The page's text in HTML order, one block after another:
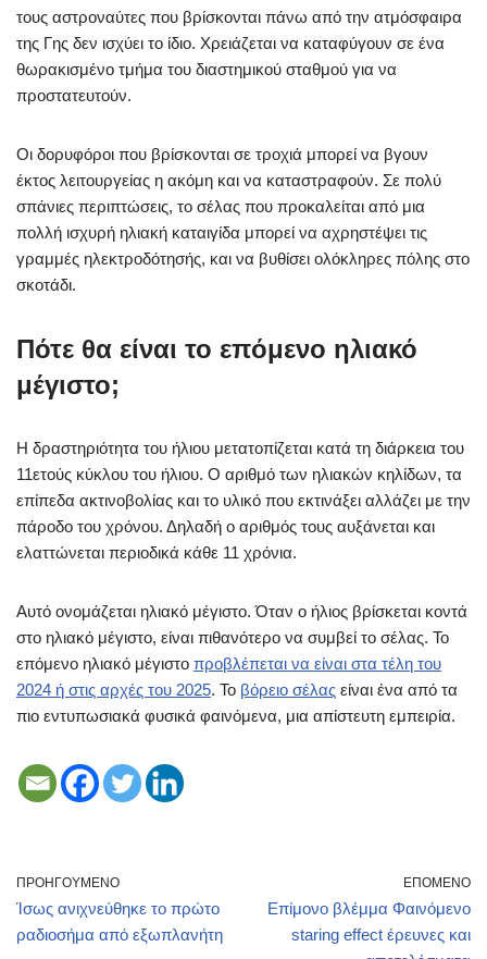
τους αστροναύτες που βρίσκονται πάνω από την ατμόσφαιρα
της Γης δεν ισχύει το ίδιο. Χρειάζεται να καταφύγουν σε ένα
θωρακισμένο τμήμα του διαστημικού σταθμού για να
προστατευτούν.
Οι δορυφόροι που βρίσκονται σε τροχιά μπορεί να βγουν
έκτος λειτουργείας η ακόμη και να καταστραφούν. Σε πολύ
σπάνιες περιπτώσεις, το σέλας που προκαλείται από μια
πολλή ισχυρή ηλιακή καταιγίδα μπορεί να αχρηστέψει τις
γραμμές ηλεκτροδότησής, και να βυθίσει ολόκληρες πόλης στο
σκοτάδι.
Πότε θα είναι το επόμενο ηλιακό
μέγιστο;
Η δραστηριότητα του ήλιου μετατοπίζεται κατά τη διάρκεια του
11ετούς κύκλου του ήλιου. Ο αριθμό των ηλιακών κηλίδων, τα
επίπεδα ακτινοβολίας και το υλικό που εκτινάξει αλλάζει με την
πάροδο του χρόνου. Δηλαδή ο αριθμός τους αυξάνεται και
ελαττώνεται περιοδικά κάθε 11 χρόνια.
Αυτό ονομάζεται ηλιακό μέγιστο. Όταν ο ήλιος βρίσκεται κοντά
στο ηλιακό μέγιστο, είναι πιθανότερο να συμβεί το σέλας. Το
επόμενο ηλιακό μέγιστο προβλέπεται να είναι στα τέλη του
2024 ή στις αρχές του 2025. Το βόρειο σέλας είναι ένα από τα
πιο εντυπωσιακά φυσικά φαινόμενα, μια απίστευτη εμπειρία.
ΠΡΟΗΓΟΎΜΕΝΟ
Ίσως ανιχνεύθηκε το πρώτο
ραδιοσήμα από εξωπλανήτη
ΕΠΌΜΕΝΟ
Επίμονο βλέμμα Φαινόμενο
staring effect έρευνες και